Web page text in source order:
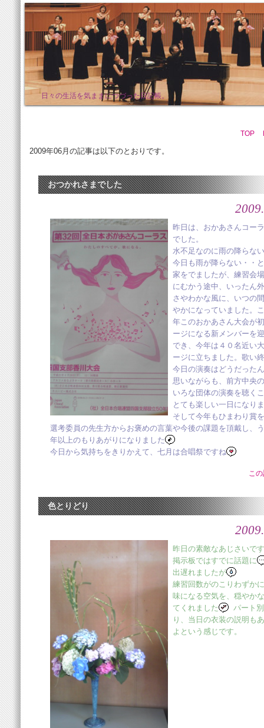
日々の生活を気ままにつづった日記帳。
TOP
2009年06月の記事は以下のとおりです。
おつかれさまでした
昨日は、おかあさんコー
でした。
水不足なのに雨の降らな
今日も雨が降らない・・
家をでましたが、練習会
にむかう途中、いったん
さやわかな風に、いつの
やかになっていました。
年このおかあさん大会が
ージになる新メンバーを
でき、今年は４０名近い
ージに立ちました。歌い
今日の演奏はどうだった
思いながらも、前方中央
いろな団体の演奏を聴く
とても楽しい一日になり
そして今年もひまわり賞
選考委員の先生方からお褒めの言葉や今後の課題を頂戴し、
年以上のもりあがりになりました
今日から気持ちをきりかえて、七月は合唱祭ですね
こ
色とりどり
昨日の素敵なあじさいです
掲示板ではすでに話題に
出遅れましたが
練習回数がのこりわずか
味になる空気を、穏やか
てくれました
パート
り、当日の衣装の説明も
よという感じです。